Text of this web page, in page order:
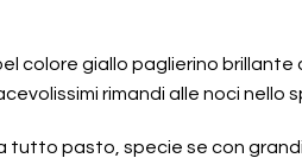
colore giallo paglierino
rimandi alle noci nello
tutto pasto, specie se con